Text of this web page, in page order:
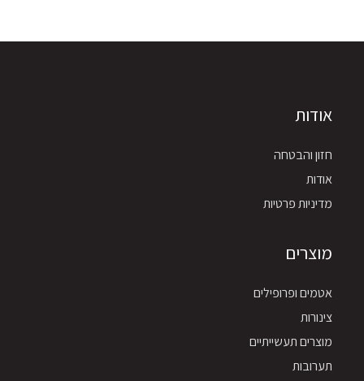
אודות
חזון והבטחה
אודות
מדיניות פרטיות
מוצרים
אטמים ופרופילים
צינורות
מוצרים תעשייתיים
תערובות